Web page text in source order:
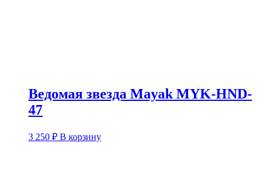
Ведомая звезда Mayak MYK-HND-
47
3 250 ₽ В корзину